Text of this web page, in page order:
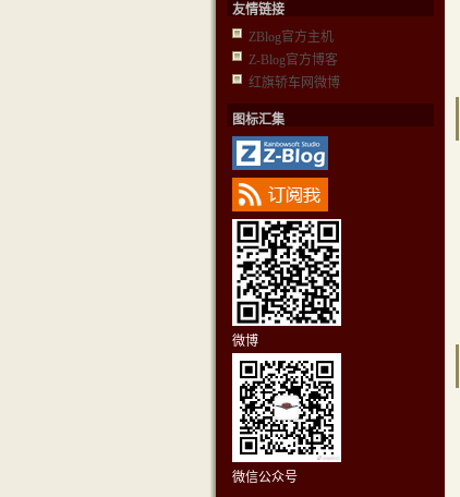
友情链接
ZBlog官方主机
Z-Blog官方博客
红旗轿车网微博
图标汇集
微博
微信公众号